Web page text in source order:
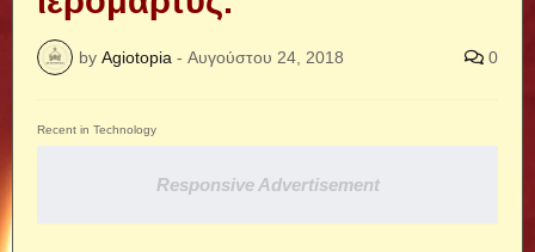
by Agiotopia - Αυγούστου 24, 2018 0
Recent in Technology
Responsive Advertisement